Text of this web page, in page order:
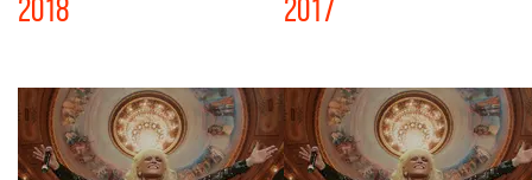
2018 2017